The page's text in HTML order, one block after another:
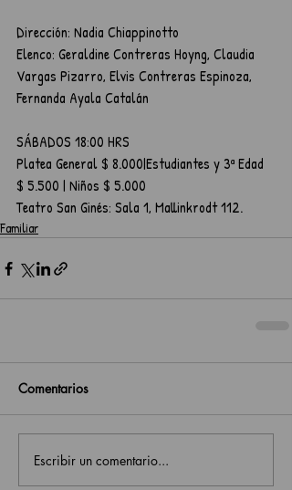
Dirección: Nadia Chiappinotto
Elenco: Geraldine Contreras Hoyng, Claudia
Vargas Pizarro, Elvis Contreras Espinoza,
Fernanda Ayala Catalán
SÁBADOS 18:00 HRS
Platea General $ 8.000|Estudiantes y 3ª Edad
$ 5.500 | Niños $ 5.000
Teatro San Ginés: Sala 1, Mallinkrodt 112.
Familiar
Comentarios
Escribir un comentario...